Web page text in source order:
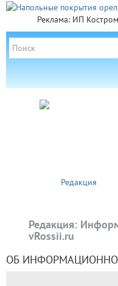
Реклама: ИП
Редакция
Редакция:
vRossii.ru
ОБ ИНФОРМАЦИОННОМ